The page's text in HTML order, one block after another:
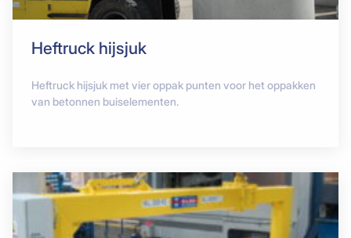
Heftruck hijsjuk
Heftruck hijsjuk met vier oppak punten voor het oppakken
van betonnen buiselementen.